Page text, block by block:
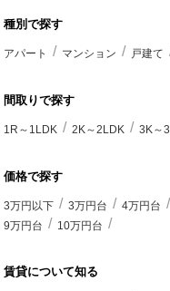
種別で探す
アパート マンション 戸建て
間取りで探す
1R～1LDK 2K～2LDK 3K～
価格で探す
3万円以下 3万円台 4万円台
9万円台
10万円台
賃貸について知る